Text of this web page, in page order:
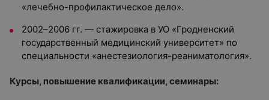
«лечебно-профилактическое дело».
2002–2006 гг. — стажировка в УО «Гродненский
государственный медицинский университет» по
специальности «анестезиология-реаниматология».
Курсы, повышение квалификации, семинары: